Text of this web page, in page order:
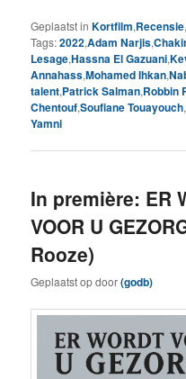
Geplaatst in Kortfilm,Recensie
Tags:2022,Adam Narjis,
Lesage,Hassna El Gazuani,
Annahass,Mohamed Ihkan,
talent,Patrick Salman,Robbin
Chentouf,Soufiane Touayouch,
Yamni
In première: ER
VOOR U
Rooze)
Geplaatst opdoor(godb)